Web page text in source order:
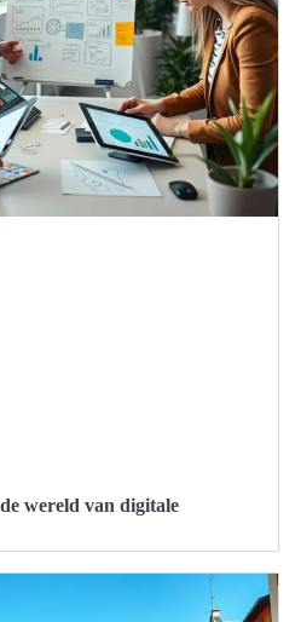
wereld van digitale